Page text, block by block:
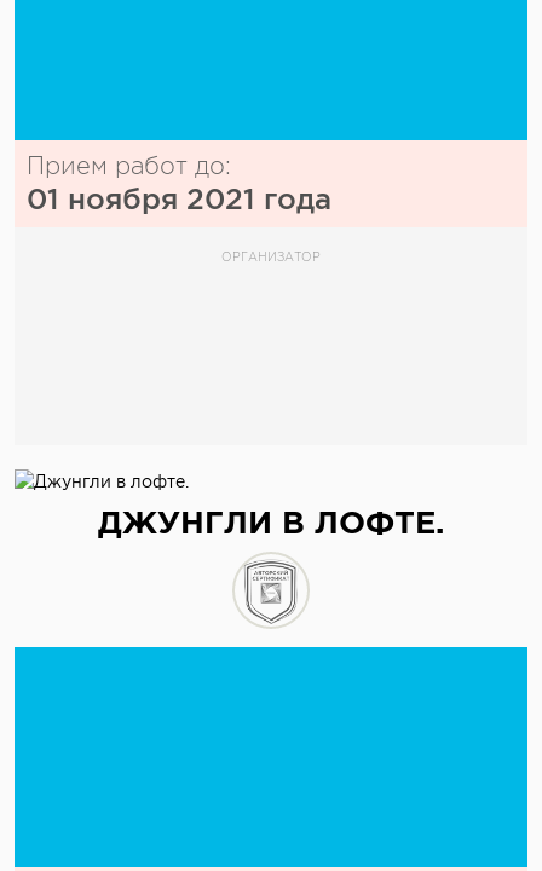
Прием работ до:
01 ноября 2021 года
ОРГАНИЗАТОР
ДЖУНГЛИ В ЛОФТЕ.